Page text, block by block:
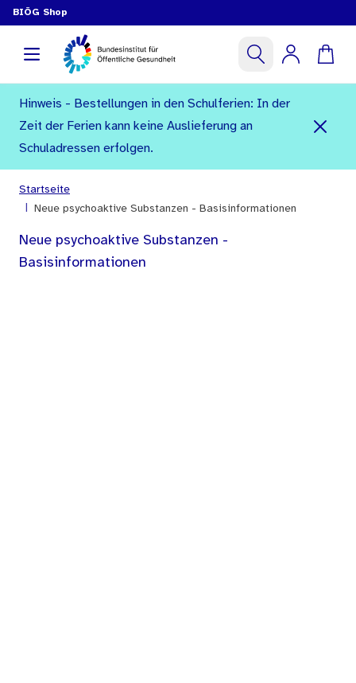
BIÖG Shop
Hinweis - Bestellungen in den Schulferien: In der
Zeit der Ferien kann keine Auslieferung an
Schuladressen erfolgen.
Startseite
Neue psychoaktive Substanzen - Basisinformationen
Neue psychoaktive Substanzen -
Basisinformationen